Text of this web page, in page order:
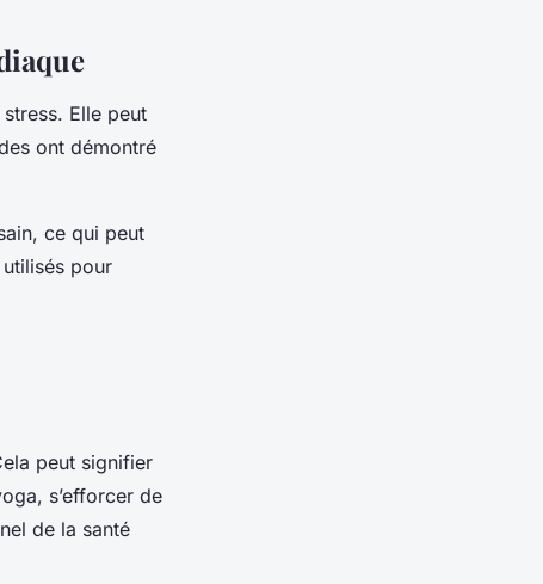
Elle peut
ont démontré
ce qui peut
pour
peut signifier
s’efforcer de
de la santé